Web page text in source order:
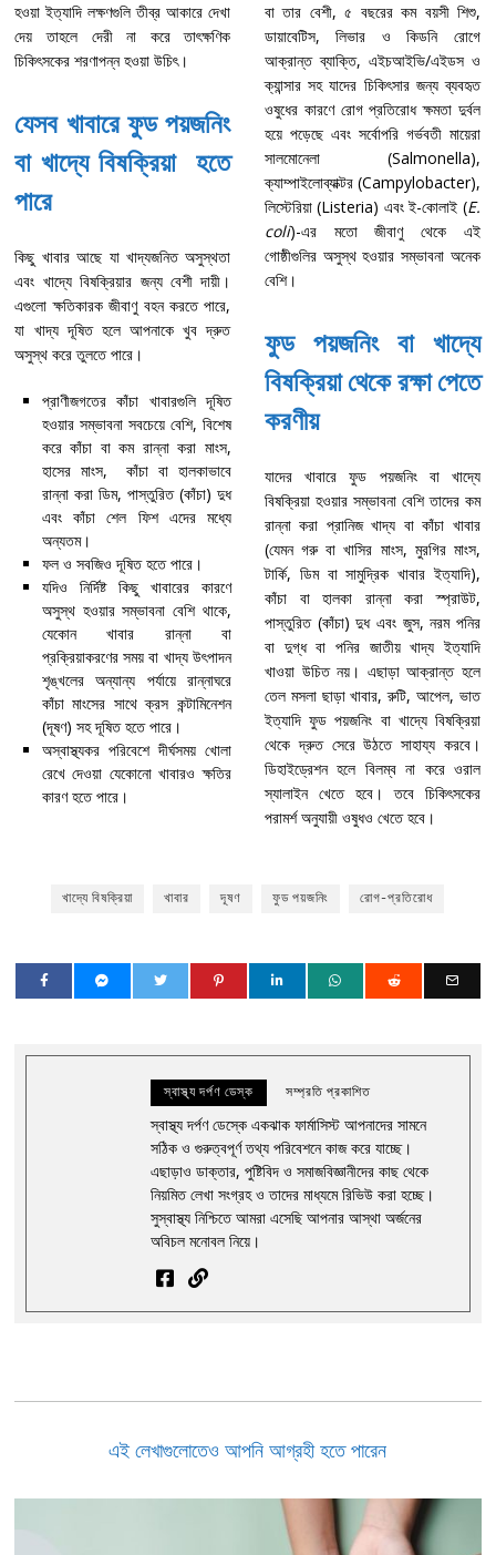
হওয়া ইত্যাদি লক্ষণগুলি তীব্র আকারে দেখা
দেয় তাহলে দেরী না করে তাৎক্ষণিক
চিকিৎসকের শরণাপন্ন হওয়া উচিৎ।
যেসব খাবারে ফুড পয়জনিং
বা খাদ্যে বিষক্রিয়া হতে
পারে
কিছু খাবার আছে যা খাদ্যজনিত অসুস্থতা
এবং খাদ্যে বিষক্রিয়ার জন্য বেশী দায়ী।
এগুলো ক্ষতিকারক জীবাণু বহন করতে পারে,
যা খাদ্য দূষিত হলে আপনাকে খুব দ্রুত
অসুস্থ করে তুলতে পারে।
প্রাণীজগতের কাঁচা খাবারগুলি দূষিত
হওয়ার সম্ভাবনা সবচেয়ে বেশি, বিশেষ
করে কাঁচা বা কম রান্না করা মাংস,
হাসের মাংস, কাঁচা বা হালকাভাবে
রান্না করা ডিম, পাস্তুরিত (কাঁচা) দুধ
এবং কাঁচা শেল ফিশ এদের মধ্যে
অন্যতম।
ফল ও সবজিও দূষিত হতে পারে।
যদিও নির্দিষ্ট কিছু খাবারের কারণে
অসুস্থ হওয়ার সম্ভাবনা বেশি থাকে,
যেকোন খাবার রান্না বা
প্রক্রিয়াকরণের সময় বা খাদ্য উৎপাদন
শৃঙ্খলের অন্যান্য পর্যায়ে রান্নাঘরে
কাঁচা মাংসের সাথে ক্রস কন্টামিনেশন
(দূষণ) সহ দূষিত হতে পারে।
অস্বাস্থ্যকর পরিবেশে দীর্ঘসময় খোলা
রেখে দেওয়া যেকোনো খাবারও ক্ষতির
কারণ হতে পারে।
বা তার বেশী, ৫ বছরের কম বয়সী শিশু,
ডায়াবেটিস, লিভার ও কিডনি রোগে
আক্রান্ত ব্যাক্তি, এইচআইভি/এইডস ও
ক্যান্সার সহ যাদের চিকিৎসার জন্য ব্যবহৃত
ওষুধের কারণে রোগ প্রতিরোধ ক্ষমতা দুর্বল
হয়ে পড়েছে এবং সর্বোপরি গর্ভবতী মায়েরা
সালমোনেলা (Salmonella),
ক্যাম্পাইলোব্যাক্টর (Campylobacter),
লিস্টেরিয়া (Listeria) এবং ই-কোলাই (E.
coli)-এর মতো জীবাণু থেকে এই
গোষ্ঠীগুলির অসুস্থ হওয়ার সম্ভাবনা অনেক
বেশি।
ফুড পয়জনিং বা খাদ্যে
বিষক্রিয়া থেকে রক্ষা পেতে
করণীয়
যাদের খাবারে ফুড পয়জনিং বা খাদ্যে
বিষক্রিয়া হওয়ার সম্ভাবনা বেশি তাদের কম
রান্না করা প্রানিজ খাদ্য বা কাঁচা খাবার
(যেমন গরু বা খাসির মাংস, মুরগির মাংস,
টার্কি, ডিম বা সামুদ্রিক খাবার ইত্যাদি),
কাঁচা বা হালকা রান্না করা স্প্রাউট,
পাস্তুরিত (কাঁচা) দুধ এবং জুস, নরম পনির
বা দুগ্ধ বা পনির জাতীয় খাদ্য ইত্যাদি
খাওয়া উচিত নয়। এছাড়া আক্রান্ত হলে
তেল মসলা ছাড়া খাবার, রুটি, আপেল, ভাত
ইত্যাদি ফুড পয়জনিং বা খাদ্যে বিষক্রিয়া
থেকে দ্রুত সেরে উঠতে সাহায্য করবে।
ডিহাইড্রেশন হলে বিলম্ব না করে ওরাল
স্যালাইন খেতে হবে। তবে চিকিৎসকের
পরামর্শ অনুযায়ী ওষুধও খেতে হবে।
খাদ্যে বিষক্রিয়া খাবার দূষণ ফুড পয়জনিং রোগ-প্রতিরোধ
স্বাস্থ্য দর্পণ ডেস্ক সম্প্রতি প্রকাশিত
স্বাস্থ্য দর্পণ ডেস্কে একঝাক ফার্মাসিস্ট আপনাদের সামনে
সঠিক ও গুরুত্বপূর্ণ তথ্য পরিবেশনে কাজ করে যাচ্ছে।
এছাড়াও ডাক্তার, পুষ্টিবিদ ও সমাজবিজ্ঞানীদের কাছ থেকে
নিয়মিত লেখা সংগ্রহ ও তাদের মাধ্যমে রিভিউ করা হচ্ছে।
সুস্বাস্থ্য নিশ্চিতে আমরা এসেছি আপনার আস্থা অর্জনের
অবিচল মনোবল নিয়ে।
এই লেখাগুলোতেও আপনি আগ্রহী হতে পারেন